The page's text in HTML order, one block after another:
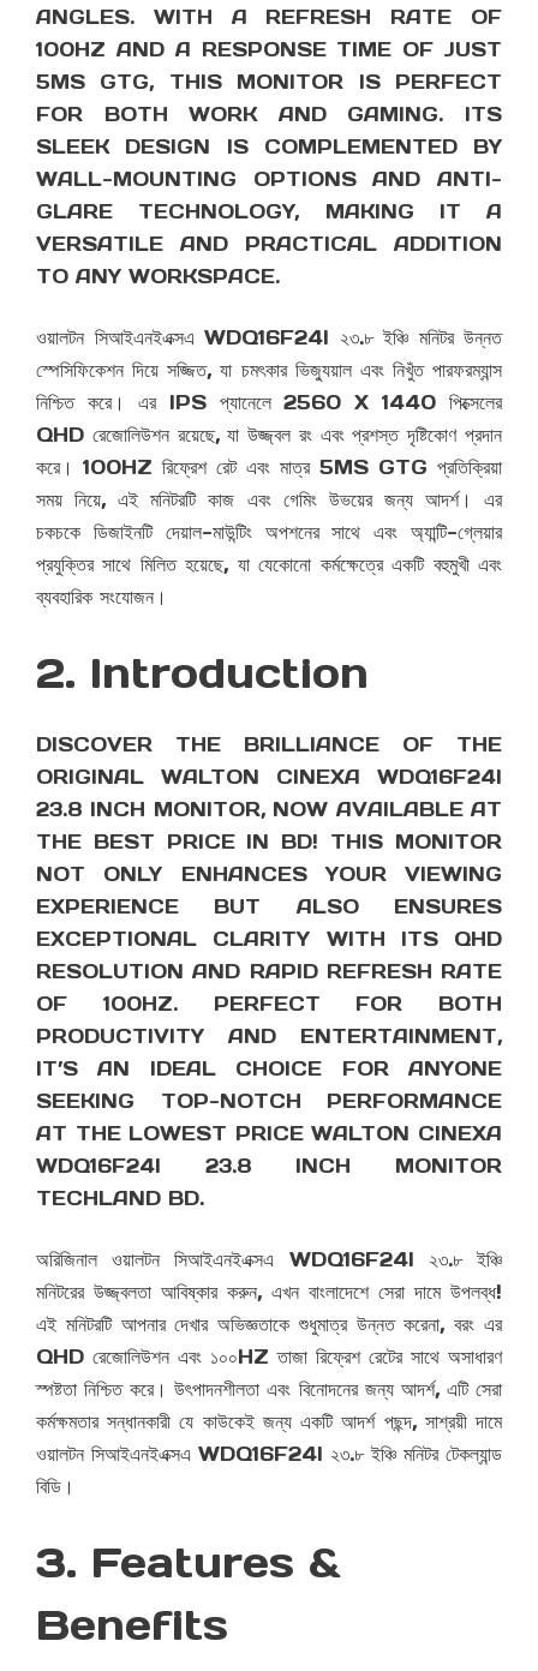
ANGLES. WITH A REFRESH RATE OF
100HZ AND A RESPONSE TIME OF JUST
5MS GTG, THIS MONITOR IS PERFECT
FOR BOTH WORK AND GAMING. ITS
SLEEK DESIGN IS COMPLEMENTED BY
WALL-MOUNTING OPTIONS AND ANTI-
GLARE TECHNOLOGY, MAKING IT A
VERSATILE AND PRACTICAL ADDITION
TO ANY WORKSPACE.
ওয়ালটন সিআইএনইএক্সএ WDQ16F24I ২৩.৮ ইঞ্চি মনিটর উন্নত
স্পেসিফিকেশন দিয়ে সজ্জিত, যা চমৎকার ভিজ্যুয়াল এবং নিখুঁত পারফরম্যান্স
নিশ্চিত করে। এর IPS প্যানেলে 2560 X 1440 পিক্সেলের
QHD রেজোলিউশন রয়েছে, যা উজ্জ্বল রং এবং প্রশস্ত দৃষ্টিকোণ প্রদান
করে। 100HZ রিফ্রেশ রেট এবং মাত্র 5MS GTG প্রতিক্রিয়া
সময় নিয়ে, এই মনিটরটি কাজ এবং গেমিং উভয়ের জন্য আদর্শ। এর
চকচকে ডিজাইনটি দেয়াল-মাউন্টিং অপশনের সাথে এবং অ্যান্টি-গ্লেয়ার
প্রযুক্তির সাথে মিলিত হয়েছে, যা যেকোনো কর্মক্ষেত্রে একটি বহুমুখী এবং
ব্যবহারিক সংযোজন।
2. Introduction
DISCOVER THE BRILLIANCE OF THE
ORIGINAL WALTON CINEXA WDQ16F24I
23.8 INCH MONITOR, NOW AVAILABLE AT
THE BEST PRICE IN BD! THIS MONITOR
NOT ONLY ENHANCES YOUR VIEWING
EXPERIENCE BUT ALSO ENSURES
EXCEPTIONAL CLARITY WITH ITS QHD
RESOLUTION AND RAPID REFRESH RATE
OF 100HZ. PERFECT FOR BOTH
PRODUCTIVITY AND ENTERTAINMENT,
IT’S AN IDEAL CHOICE FOR ANYONE
SEEKING TOP-NOTCH PERFORMANCE
AT THE LOWEST PRICE WALTON CINEXA
WDQ16F24I 23.8 INCH MONITOR
TECHLAND BD.
অরিজিনাল ওয়ালটন সিআইএনইএক্সএ WDQ16F24I ২৩.৮ ইঞ্চি
মনিটরের উজ্জ্বলতা আবিষ্কার করুন, এখন বাংলাদেশে সেরা দামে উপলব্ধ!
এই মনিটরটি আপনার দেখার অভিজ্ঞতাকে শুধুমাত্র উন্নত করেনা, বরং এর
QHD রেজোলিউশন এবং ১০০HZ তাজা রিফ্রেশ রেটের সাথে অসাধারণ
স্পষ্টতা নিশ্চিত করে। উৎপাদনশীলতা এবং বিনোদনের জন্য আদর্শ, এটি সেরা
কর্মক্ষমতার সন্ধানকারী যে কাউকেই জন্য একটি আদর্শ পছন্দ, সাশ্রয়ী দামে
ওয়ালটন সিআইএনইএক্সএ WDQ16F24I ২৩.৮ ইঞ্চি মনিটর টেকল্যান্ড
বিডি।
3. Features &
Benefits